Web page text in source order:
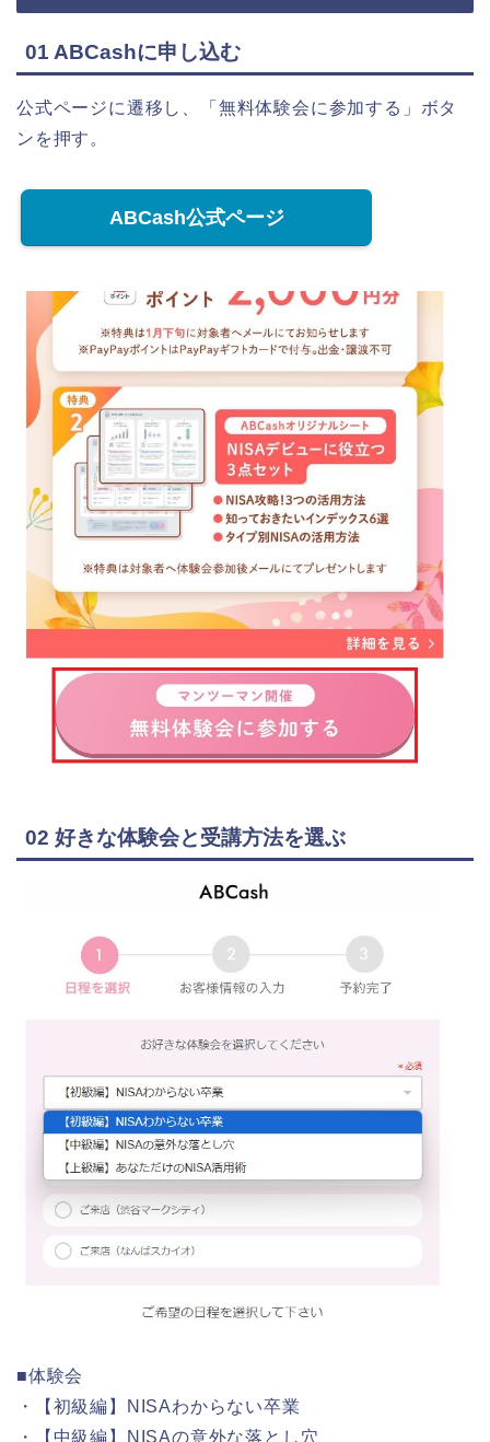
01 ABCashに申し込む
公式ページに遷移し、「無料体験会に参加する」ボタ
ンを押す。
ABCash公式ページ
02 好きな体験会と受講方法を選ぶ
■体験会
・【初級編】NISAわからない卒業
・【中級編】NISAの意外な落とし穴